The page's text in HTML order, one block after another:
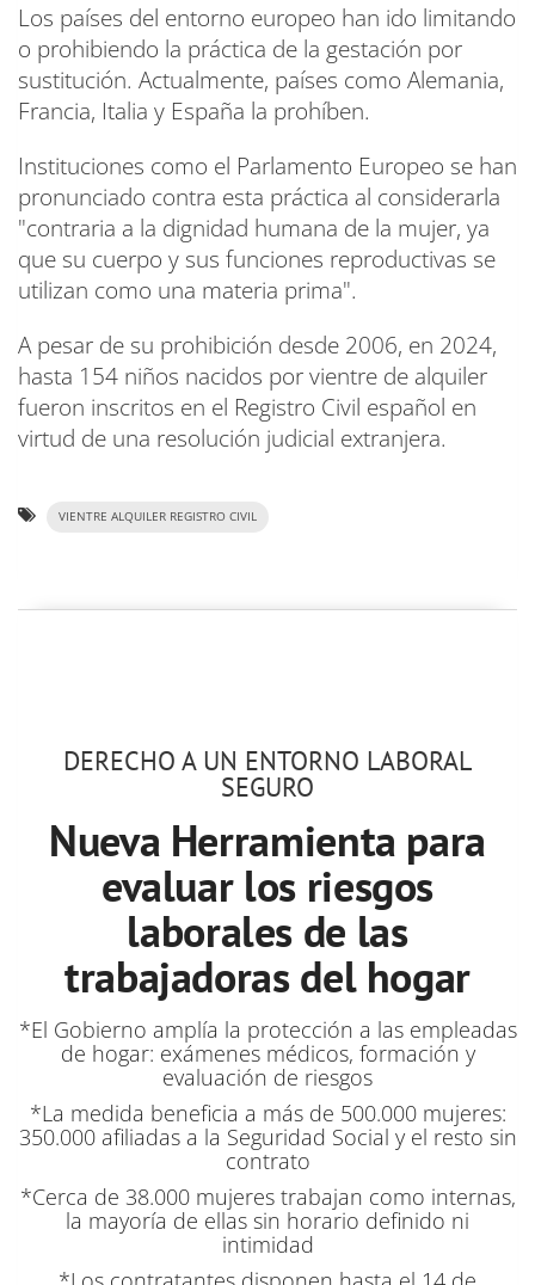
Los países del entorno europeo han ido limitando
o prohibiendo la práctica de la gestación por
sustitución. Actualmente, países como Alemania,
Francia, Italia y España la prohíben.
Instituciones como el Parlamento Europeo se han
pronunciado contra esta práctica al considerarla
"contraria a la dignidad humana de la mujer, ya
que su cuerpo y sus funciones reproductivas se
utilizan como una materia prima".
A pesar de su prohibición desde 2006, en 2024,
hasta 154 niños nacidos por vientre de alquiler
fueron inscritos en el Registro Civil español en
virtud de una resolución judicial extranjera.
VIENTRE ALQUILER REGISTRO CIVIL
DERECHO A UN ENTORNO LABORAL
SEGURO
Nueva Herramienta para
evaluar los riesgos
laborales de las
trabajadoras del hogar
*El Gobierno amplía la protección a las empleadas
de hogar: exámenes médicos, formación y
evaluación de riesgos
*La medida beneficia a más de 500.000 mujeres:
350.000 afiliadas a la Seguridad Social y el resto sin
contrato
*Cerca de 38.000 mujeres trabajan como internas,
la mayoría de ellas sin horario definido ni
intimidad